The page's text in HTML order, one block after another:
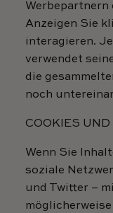
Werbepartnern
Anzeigen Sie
interagieren.
verwendet
die
noch
COOKIES
Wenn Sie
soziale
und Twitter –